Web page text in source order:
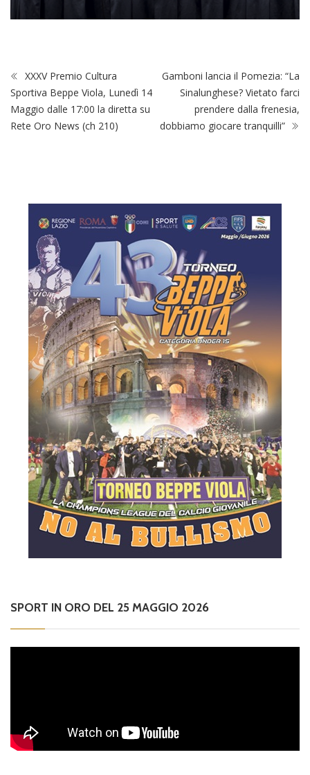
XXXV Premio Cultura
Sportiva Beppe Viola, Lunedì 14
Maggio dalle 17:00 la diretta su
Rete Oro News (ch 210)
Gamboni lancia il Pomezia: “La
Sinalunghese? Vietato farci
prendere dalla frenesia,
dobbiamo giocare tranquilli”
SPORT IN ORO DEL 25 MAGGIO 2026